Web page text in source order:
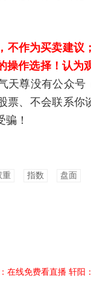
不作为买卖建
操作选择！认为
天尊没有公众
票、不会联系你
！
重 指数 盘面
在线免费看直播 轩阳